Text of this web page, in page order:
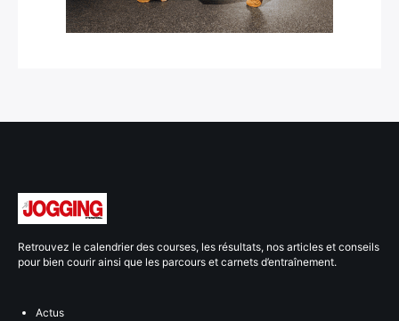
Retrouvez le calendrier des courses, les résultats, nos articles et conseils
pour bien courir ainsi que les parcours et carnets d’entraînement.
Actus